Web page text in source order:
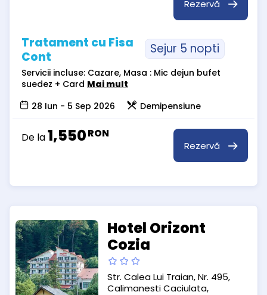
Rezervă
Tratament cu Fisa
Cont
Sejur 5 nopti
Servicii incluse: Cazare, Masa : Mic dejun bufet
suedez + Card Mai mult
28 Iun - 5 Sep 2026
Demipensiune
De la1,550RON
Rezervă
Hotel Orizont
Cozia
Str. Calea Lui Traian, Nr. 495,
Calimanesti Caciulata,